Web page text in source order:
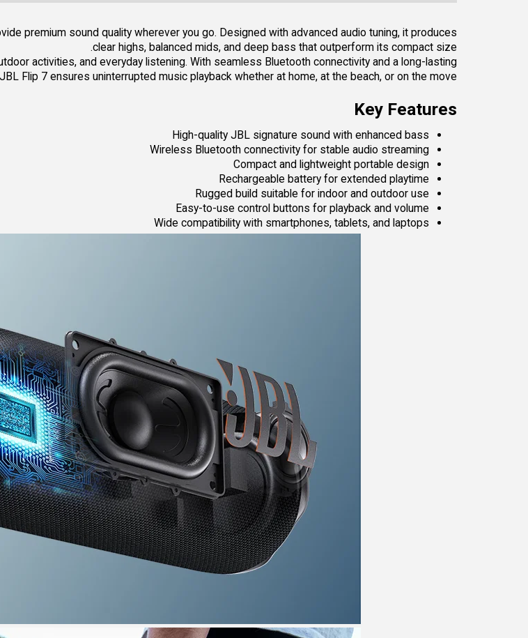
premium sound quality wherever you go. Designed with advanced audio tuning, it produces
clear highs, balanced mids, and deep bass that outperform its compact size.
activities, and everyday listening. With seamless Bluetooth connectivity and a long-lasting
Flip 7 ensures uninterrupted music playback whether at home, at the beach, or on the move.
Key Features
High-quality JBL signature sound with enhanced bass
Wireless Bluetooth connectivity for stable audio streaming
Compact and lightweight portable design
Rechargeable battery for extended playtime
Rugged build suitable for indoor and outdoor use
Easy-to-use control buttons for playback and volume
Wide compatibility with smartphones, tablets, and laptops